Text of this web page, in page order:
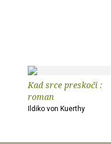
Kad srce preskoči :
roman
Ildiko von Kuerthy